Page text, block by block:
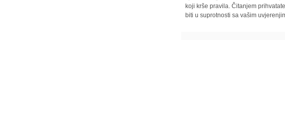
koji krše pravila. Čitanjem
biti u suprotnosti sa vašim